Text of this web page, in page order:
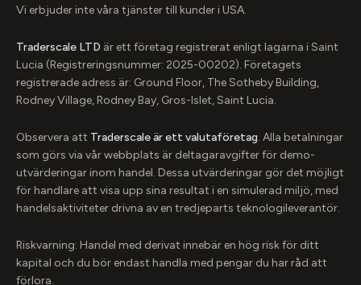
Vi erbjuder inte våra tjänster till kunder i USA.
Traderscale LTD är ett företag registrerat enligt lagarna i Saint
Lucia (Registreringsnummer: 2025-00202). Företagets
registrerade adress är: Ground Floor, The Sotheby Building,
Rodney Village, Rodney Bay, Gros-Islet, Saint Lucia.
Observera att Traderscale är ett valutaföretag. Alla betalningar
som görs via vår webbplats är deltagaravgifter för demo-
utvärderingar inom handel. Dessa utvärderingar gör det möjligt
för handlare att visa upp sina resultat i en simulerad miljö, med
handelsaktiviteter drivna av en tredjeparts teknologileverantör.
Riskvarning: Handel med derivat innebär en hög risk för ditt
kapital och du bör endast handla med pengar du har råd att
förlora.